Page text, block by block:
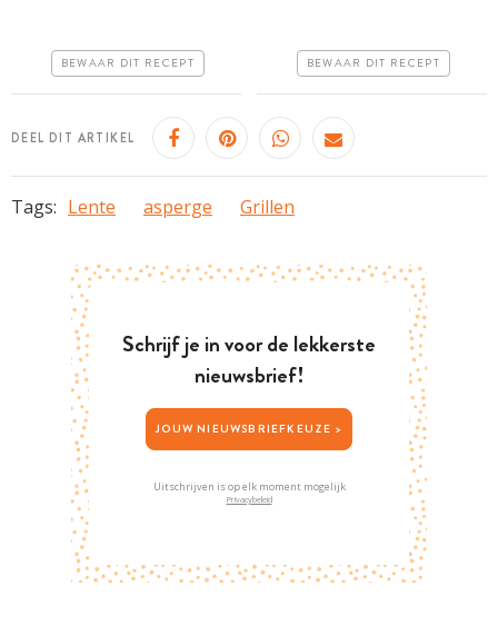
Erg makkelijk
BEWAAR DIT RECEPT Erg makkelijk
BEWAAR DIT RECEPT
DEEL DIT ARTIKEL
Tags: Lente asperge Grillen
Schrijf je in voor de lekkerste
nieuwsbrief!
JOUW NIEUWSBRIEFKEUZE >
Uitschrijven is op elk moment mogelijk
Privacybeleid